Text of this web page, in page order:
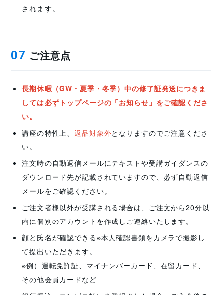
されます。
07 ご注意点
長期休暇（GW・夏季・冬季）中の修了証発送につきま
しては必ずトップページの「お知らせ」をご確認くださ
い。
講座の特性上、 返品対象外となりますのでご注意くださ
い。
注文時の自動返信メールにテキストや受講ガイダンスの
ダウンロード先が記載されていますので、必ず自動返信
メールをご確認ください。
ご注文者様以外が受講される場合は、ご注文から20分以
内に個別のアカウントを作成しご連絡いたします。
顔と氏名が確認できる※本人確認書類をカメラで撮影し
て提出いただきます。
※例）運転免許証、マイナンバーカード、在留カード、
その他会員カードなど